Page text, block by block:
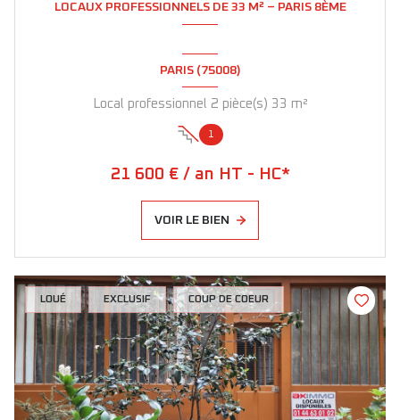
LOCAUX PROFESSIONNELS DE 33 M² – PARIS 8ÈME
PARIS (75008)
Local professionnel 2 pièce(s) 33 m²
1
21 600 € / an HT - HC*
VOIR LE BIEN
LOUÉ EXCLUSIF COUP DE COEUR